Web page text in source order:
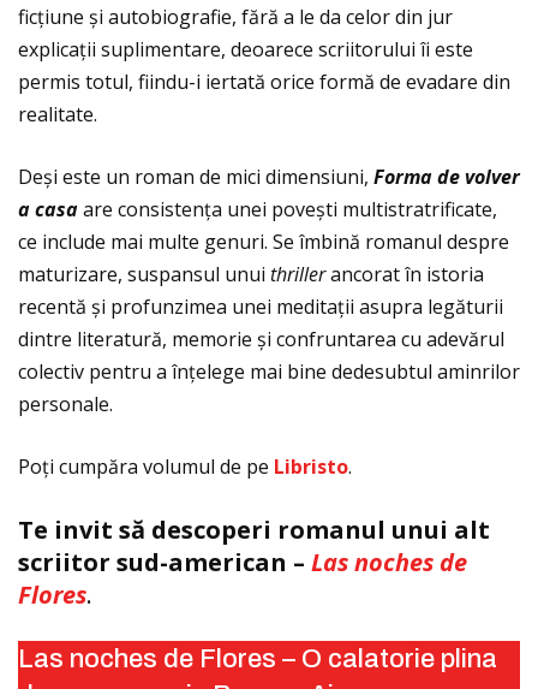
ficţiune și autobiografie, fără a le da celor din jur
explicaţii suplimentare, deoarece scriitorului îi este
permis totul, fiindu-i iertată orice formă de evadare din
realitate.
Deși este un roman de mici dimensiuni, Forma de volver
a casaare consistenţa unei povești multistratrificate,
ce include mai multe genuri. Se îmbină romanul despre
maturizare, suspansul unui thrillerancorat în istoria
recentă și profunzimea unei meditaţii asupra legăturii
dintre literatură, memorie și confruntarea cu adevărul
colectiv pentru a înţelege mai bine dedesubtul aminrilor
personale.
Poţi cumpăra volumul de pe Libristo.
Te invit să descoperi romanul unui alt
scriitor sud-american – Las noches de
Flores.
Las noches de Flores – O calatorie plina